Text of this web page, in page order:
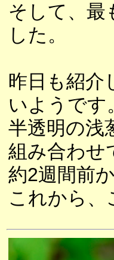
そして、最
した。
昨日も紹介
いようです
半透明の浅
組み合わせ
約2週間前
これから、